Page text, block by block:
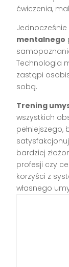
ćwiczenia,
mentalnego
Technologia
zastąpi
sobą.
Trening
wszystkich
bardziej
profesji czy
korzyści z
własnego